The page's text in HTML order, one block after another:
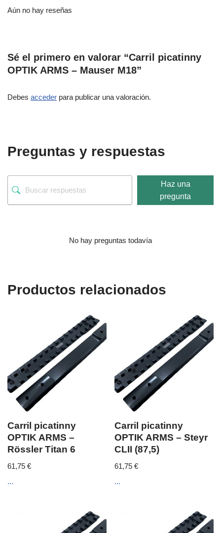
Aún no hay reseñas
Sé el primero en valorar “Carril picatinny
OPTIK ARMS – Mauser M18”
Debes acceder para publicar una valoración.
Preguntas y respuestas
Haz una
pregunta
No hay preguntas todavía
Productos relacionados
Carril picatinny
OPTIK ARMS –
Rössler Titan 6
61,75 €
...
Carril picatinny
OPTIK ARMS – Steyr
CLII (87,5)
61,75€
...